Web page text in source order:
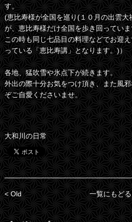
す。
(恵比寿様が全国を巡り(１０月の出雲
が、恵比寿様だけ全国を歩き回ってい
この時も同じ七品目の料理などでお迎
っている「恵比寿講」となります。)）
各地、猛吹雪や氷点下が続きます。
外出の際十分お気をつけ頂き、また風
ぞご自愛くださいませ。
大和川の日常
< Old 一覧にもどる